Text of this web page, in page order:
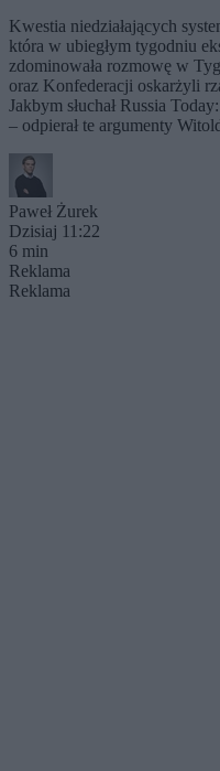
Kwestia niedziałających
która w ubiegłym tygodniu
zdominowała rozmowę w
oraz Konfederacji oskarżyli
Jakbym słuchał Russia
– odpierał te argumenty
Paweł Żurek
Dzisiaj 11:22
6 min
Reklama
Reklama